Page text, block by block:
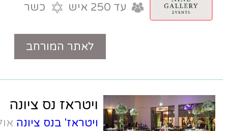
כשר
טלפון
ויטראז נס ציונה
ויטראז' בנס ציונהאולם אירועים מפואר